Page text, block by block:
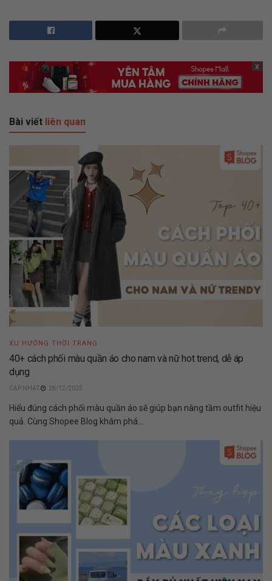
x
Bài viết liên quan
XU HƯỚNG THỜI TRANG
40+ cách phối màu quần áo cho nam và nữ hot trend, dễ áp
dụng
28/12/2025
Hiểu đúng cách phối màu quần áo sẽ giúp bạn nâng tầm outfit hiệu
quả. Cùng Shopee Blog khám phá...